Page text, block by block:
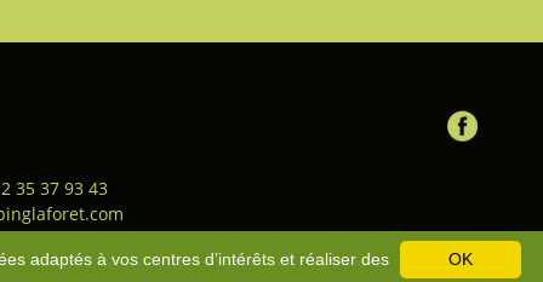
35 37 93 43
générale de vente -Bons
OK
adaptés à vos centres d’intérêts et réaliser des